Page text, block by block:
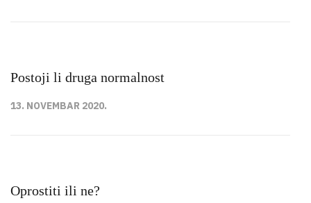
Postoji li druga normalnost
13. NOVEMBAR 2020.
Oprostiti ili ne?